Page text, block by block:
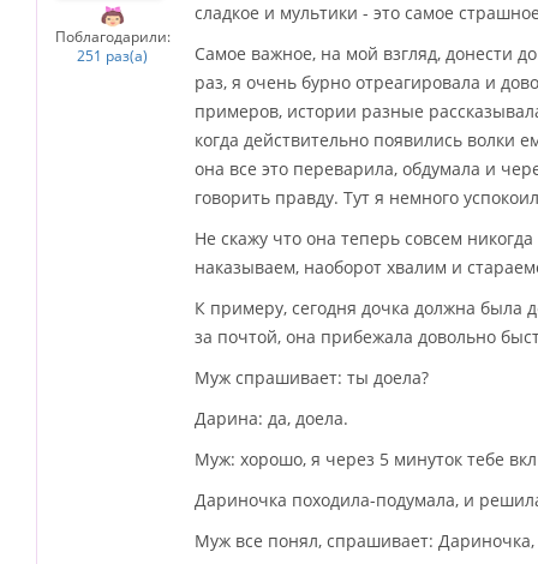
Поблагодарили:
251 раз(а)
сладкое и мультики - это самое
Самое важное, на мой взгляд, донести
раз, я очень бурно отреагировала и
примеров, истории разные
когда действительно появились волки
она все это переварила, обдумала и
говорить правду. Тут я немного
Не скажу что она теперь совсем
наказываем, наоборот хвалим и
К примеру, сегодня дочка должна была
за почтой, она прибежала довольно
Муж спрашивает: ты доела?
Дарина: да, доела.
Муж: хорошо, я через 5 минуток тебе
Дариночка походила-подумала, и
Муж все понял, спрашивает: